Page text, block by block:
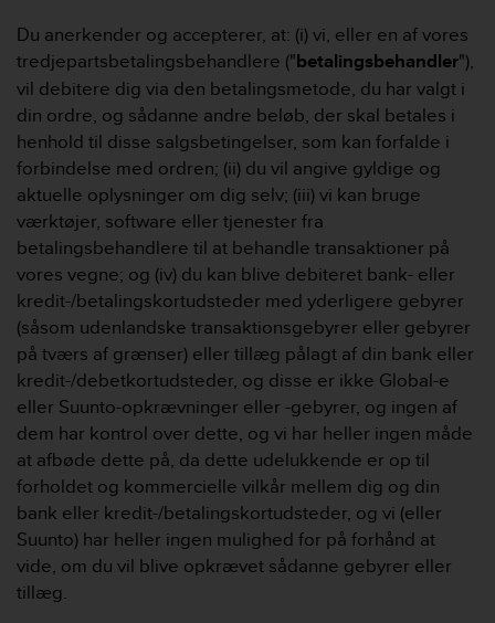
Du anerkender og accepterer, at: (i) vi, eller en af ​​vores
tredjepartsbetalingsbehandlere ("betalingsbehandler"),
vil debitere dig via den betalingsmetode, du har valgt i
din ordre, og sådanne andre beløb, der skal betales i
henhold til disse salgsbetingelser, som kan forfalde i
forbindelse med ordren; (ii) du vil angive gyldige og
aktuelle oplysninger om dig selv; (iii) vi kan bruge
værktøjer, software eller tjenester fra
betalingsbehandlere til at behandle transaktioner på
vores vegne; og (iv) du kan blive debiteret bank- eller
kredit-/betalingskortudsteder med yderligere gebyrer
(såsom udenlandske transaktionsgebyrer eller gebyrer
på tværs af grænser) eller tillæg pålagt af din bank eller
kredit-/debetkortudsteder, og disse er ikke Global-e
eller Suunto-opkrævninger eller -gebyrer, og ingen af
dem har kontrol over dette, og vi har heller ingen måde
at afbøde dette på, da dette udelukkende er op til
forholdet og kommercielle vilkår mellem dig og din
bank eller kredit-/betalingskortudsteder, og vi (eller
Suunto) har heller ingen mulighed for på forhånd at
vide, om du vil blive opkrævet sådanne gebyrer eller
tillæg.